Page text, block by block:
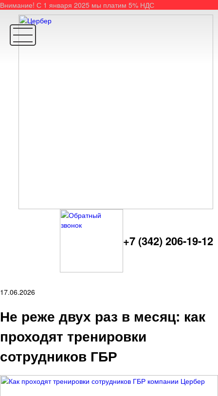
Внимание! С 1 января 2025 мы платим 5% НДС
+7 (342) 206-19-12
17.06.2026
Не реже двух раз в месяц: как
проходят тренировки
сотрудников ГБР